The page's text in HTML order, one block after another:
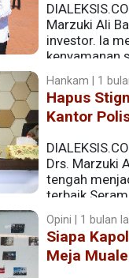
Marzuki Ali
investor. Ia
kenyamanan
Hankam | 1
Hapus
Kantor
Drs. Marzuki
tengah
terbaik
sukses membawa
kuat pada nilai
Opini | 1 bulan
Siapa
Meja